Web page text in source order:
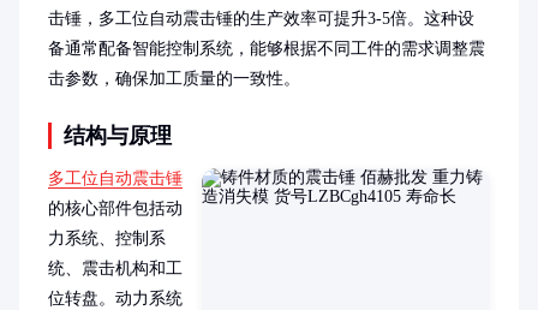
击锤，多工位自动震击锤的生产效率可提升3-5倍。这种设
备通常配备智能控制系统，能够根据不同工件的需求调整震
击参数，确保加工质量的一致性。
结构与原理
多工位自动震击锤
的核心部件包括动
力系统、控制系
统、震击机构和工
位转盘。动力系统